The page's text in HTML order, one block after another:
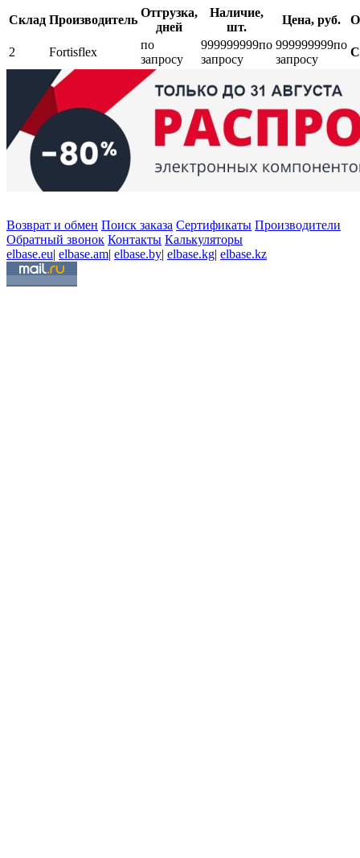
Склад Производитель
Отгрузка,
дней
Наличие,
шт.
Цена, руб.
2 Fortisflex
по
запросу
999999999по
запросу
999999999по
запросу
Возврат и обмен Поиск заказа Сертификаты Производители
Обратный звонок Контакты Калькуляторы
elbase.eu| elbase.am| elbase.by| elbase.kg| elbase.kz